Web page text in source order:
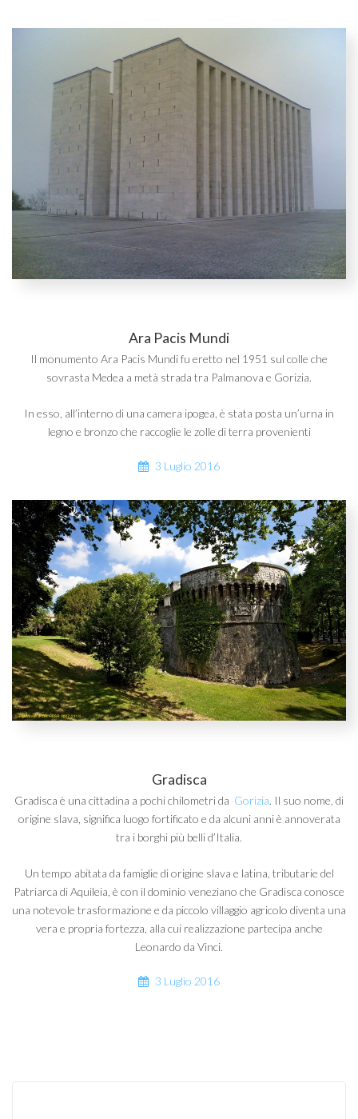
Ara Pacis Mundi
Il monumento Ara Pacis Mundi fu eretto nel 1951 sul colle che
sovrasta Medea a metà strada tra Palmanova e Gorizia.
In esso, all’interno di una camera ipogea, è stata posta un’urna in
legno e bronzo che raccoglie le zolle di terra provenienti
3 Luglio 2016
Gradisca
Gradisca è una cittadina a pochi chilometri da Gorizia. Il suo nome, di
origine slava, significa luogo fortificato e da alcuni anni è annoverata
tra i borghi più belli d’Italia.
Un tempo abitata da famiglie di origine slava e latina, tributarie del
Patriarca di Aquileia, è con il dominio veneziano che Gradisca conosce
una notevole trasformazione e da piccolo villaggio agricolo diventa una
vera e propria fortezza, alla cui realizzazione partecipa anche
Leonardo da Vinci.
3 Luglio 2016